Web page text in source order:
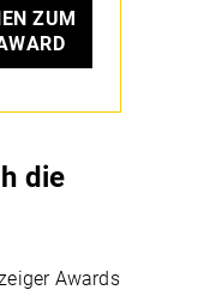
ZUM
die
Awards